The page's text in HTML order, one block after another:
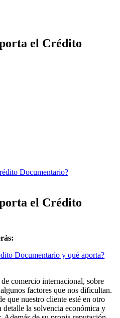
el Crédito
el Crédito
Documentario y qué aporta?
comercio internacional, sobre
factores que nos dificultan.
que nuestro cliente esté en otro
la solvencia económica y